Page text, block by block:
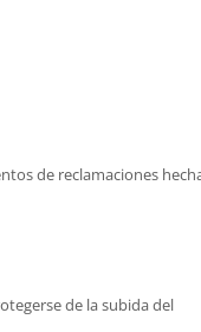
de reclamaciones
de la subida del